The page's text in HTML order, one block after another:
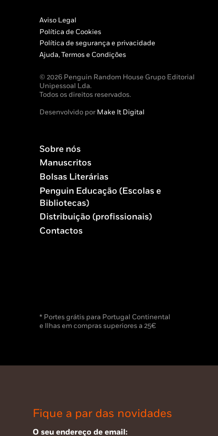
Aviso Legal
Política de Cookies
Política de segurança e privacidade
Ajuda, Termos e Condições
© 2026 Penguin Random House Grupo Editorial
Unipessoal Lda.
Todos os direitos reservados.
Desenvolvido porMake It Digital
Sobre nós
Manuscritos
Bolsas Literárias
Penguin Educação (Escolas e
Bibliotecas)
Distribuição (profissionais)
Contactos
* Portes grátis para Portugal Continental
e Ilhas em compras superiores a 25€
Fique a par das novidades
O seu endereço de email: